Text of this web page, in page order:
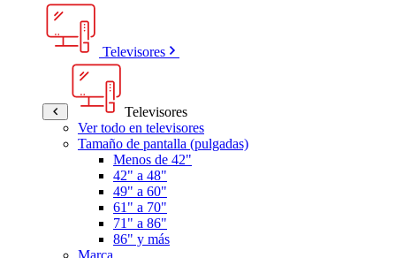
Televisores
Televisores
Ver todo en televisores
Tamaño de pantalla (pulgadas)
Menos de 42"
42" a 48"
49" a 60"
61" a 70"
71" a 86"
86" y más
Marca